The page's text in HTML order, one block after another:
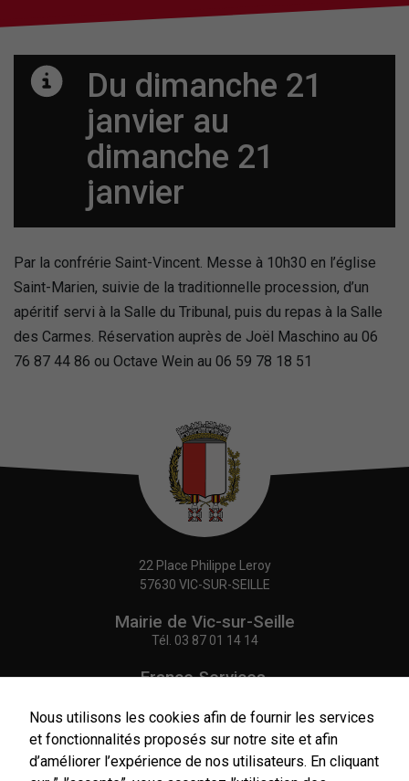
Du dimanche 21
janvier au
dimanche 21
janvier
Par la confrérie Saint-Vincent. Messe à 10h30 en l’église
Saint-Marien, suivie de la traditionnelle procession, d’un
apéritif servi à la Salle du Tribunal, puis du repas à la Salle
des Carmes. Réservation auprès de Joël Maschino au 06
76 87 44 86 ou Octave Wein au 06 59 78 18 51
22 Place Philippe Leroy
57630 VIC-SUR-SEILLE
Mairie de Vic-sur-Seille
Tél. 03 87 01 14 14
France Services,
Tél.03 87 86 41 48
NOUS CONTACTER
Nous utilisons les cookies afin de fournir les services
et fonctionnalités proposés sur notre site et afin
d’améliorer l’expérience de nos utilisateurs. En cliquant